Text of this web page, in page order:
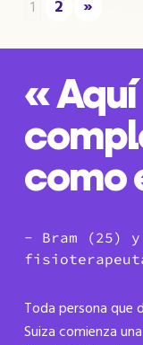
1 2 »
«
como
- Bram (25)
Toda persona que
Suiza comienza